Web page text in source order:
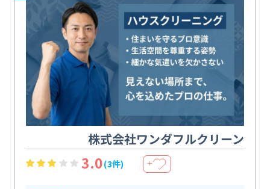
株式会社ワンダフルクリーン
3.0(3件) ＋